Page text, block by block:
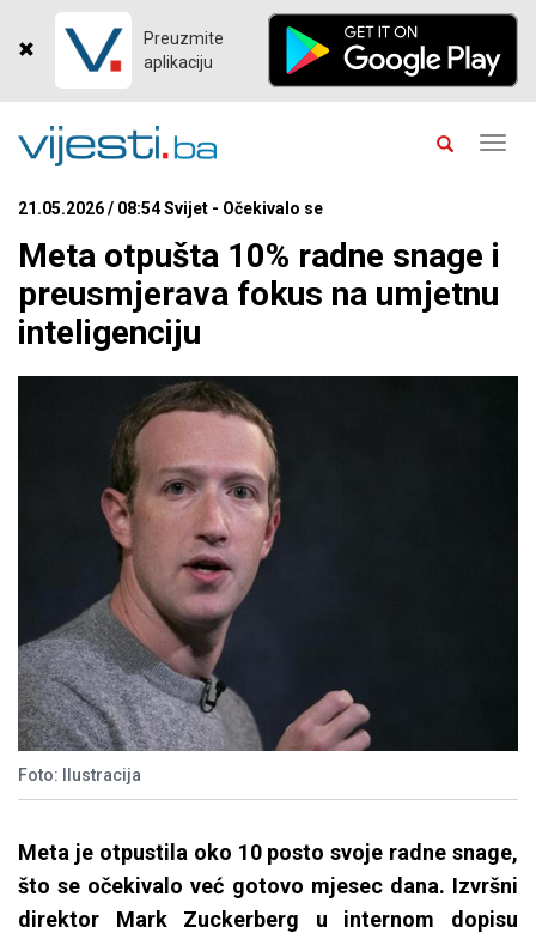
Preuzmite
aplikaciju
21.05.2026 / 08:54 Svijet - Očekivalo se
Meta otpušta 10% radne snage i
preusmjerava fokus na umjetnu
inteligenciju
Foto: Ilustracija
Meta je otpustila oko 10 posto svoje radne snage,
što se očekivalo već gotovo mjesec dana. Izvršni
direktor Mark Zuckerberg u internom dopisu